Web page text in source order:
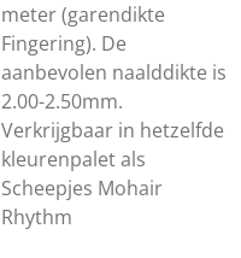
meter (garendikte
Fingering). De
aanbevolen naalddikte is
2.00-2.50mm.
Verkrijgbaar in hetzelfde
kleurenpalet als
Scheepjes Mohair
Rhythm